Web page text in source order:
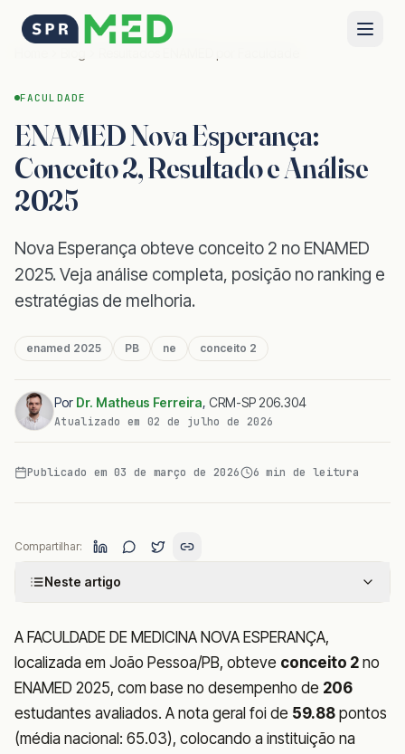
FACULDADE
ENAMED Nova Esperança:
Conceito 2, Resultado e Análise
2025
Nova Esperança obteve conceito 2 no ENAMED
2025. Veja análise completa, posição no ranking e
estratégias de melhoria.
enamed 2025 PB ne conceito 2
Por Dr. Matheus Ferreira, CRM-SP 206.304
Atualizado em 02 de julho de 2026
Publicado em 03 de março de 2026 6 min de leitura
Compartilhar:
Neste artigo
A FACULDADE DE MEDICINA NOVA ESPERANÇA,
localizada em João Pessoa/PB, obteve conceito 2 no
ENAMED 2025, com base no desempenho de 206
estudantes avaliados. A nota geral foi de 59.88 pontos
(média nacional: 65.03), colocando a instituição na